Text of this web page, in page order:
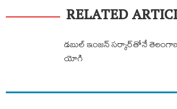
RELATED
డబుల్ ఇంజన్ సర్కార్‌తోనే
యోగి